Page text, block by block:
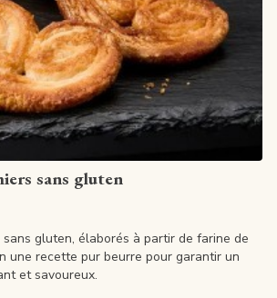
Ajouter au panier
sans gluten
gluten, élaborés à partir de farine de
une recette pur beurre pour garantir un
et savoureux.